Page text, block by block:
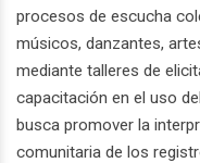
procesos de escucha
músicos, danzantes,
mediante talleres de
capacitación en el uso
busca promover la
comunitaria de los